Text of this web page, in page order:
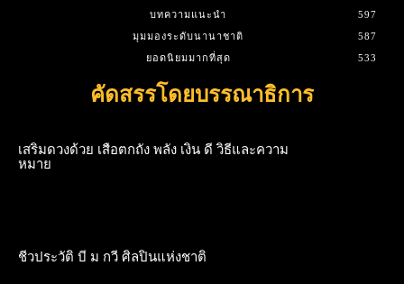
บทความแนะนำ
597
มุมมองระดับนานาชาติ
587
ยอดนิยมมากที่สุด
533
คัดสรรโดยบรรณาธิการ
เสริมดวงด้วย เสือตกถัง พลัง เงิน ดี วิธีและความ
หมาย
ชีวประวัติ บี ม กวี ศิลปินแห่งชาติ